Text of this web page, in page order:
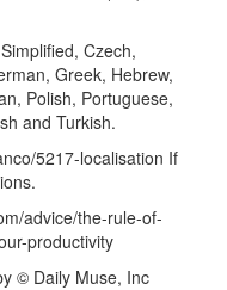
Czech,
Greek, Hebrew,
Polish, Portuguese,
and Turkish.
5217-localisation If
advice/the-rule-of-
productivity
© Daily Muse, Inc